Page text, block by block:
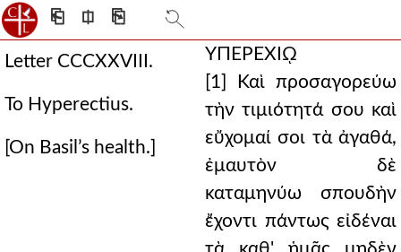
⎗ ⎅ ⎘
Letter CCCXXVIII.
To Hyperectius.
[On Basil’s health.]
ΥΠΕΡΕΧΙῼ
[1] Καὶ προσαγορεύω
τὴν τιμιότητά σου καὶ
εὔχομαί σοι τὰ ἀγαθά,
ἐμαυτὸν δὲ
καταμηνύω σπουδὴν
ἔχοντι πάντως εἰδέναι